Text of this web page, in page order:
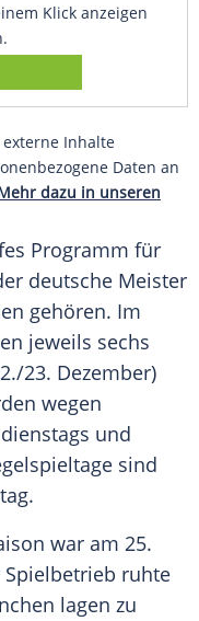
Klick anzeigen
Inhalte
Daten an
dazu in unseren
Programm für
deutsche Meister
gehören. Im
jeweils sechs
23. Dezember)
wegen
und
sind
war am 25.
ruhte
lagen zu